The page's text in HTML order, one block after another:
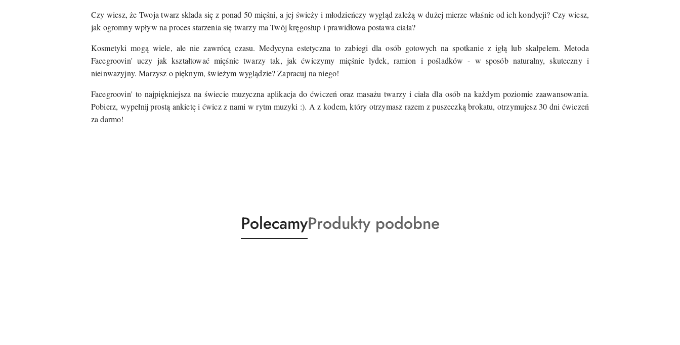
Czy wiesz, że Twoja twarz składa się z ponad 50 mięśni, a jej świeży i młodzieńczy wygląd zależą w dużej mierze właśnie od ich kondycji? Czy wiesz,
jak ogromny wpływ na proces starzenia się twarzy ma Twój kręgosłup i prawidłowa postawa ciała?
Kosmetyki mogą wiele, ale nie zawrócą czasu. Medycyna estetyczna to zabiegi dla osób gotowych na spotkanie z igłą lub skalpelem. Metoda
Facegroovin' uczy jak kształtować mięśnie twarzy tak, jak ćwiczymy mięśnie łydek, ramion i pośladków - w sposób naturalny, skuteczny i
nieinwazyjny. Marzysz o pięknym, świeżym wyglądzie? Zapracuj na niego!
Facegroovin' to najpiękniejsza na świecie muzyczna aplikacja do ćwiczeń oraz masażu twarzy i ciała dla osób na każdym poziomie zaawansowania.
Pobierz, wypełnij prostą ankietę i ćwicz z nami w rytm muzyki :). A z kodem, który otrzymasz razem z puszeczką brokatu, otrzymujesz 30 dni ćwiczeń
za darmo!
Produkty
o
PolecamyProdukty
o
Produkty podobne